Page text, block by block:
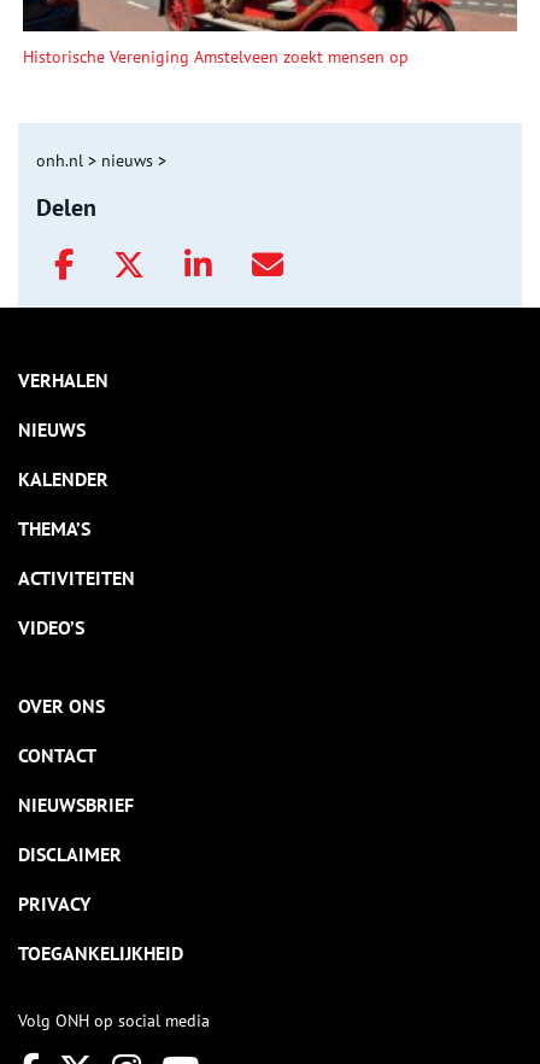
Historische Vereniging Amstelveen zoekt mensen op
onh.nl > nieuws >
Delen
VERHALEN
NIEUWS
KALENDER
THEMA’S
ACTIVITEITEN
VIDEO’S
OVER ONS
CONTACT
NIEUWSBRIEF
DISCLAIMER
PRIVACY
TOEGANKELIJKHEID
Volg ONH op social media